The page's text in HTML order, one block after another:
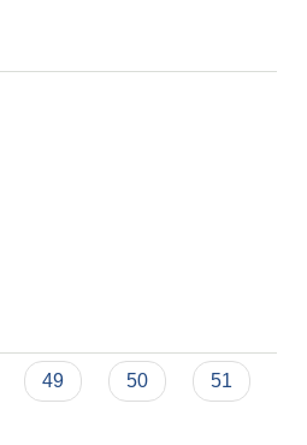
49 50
51